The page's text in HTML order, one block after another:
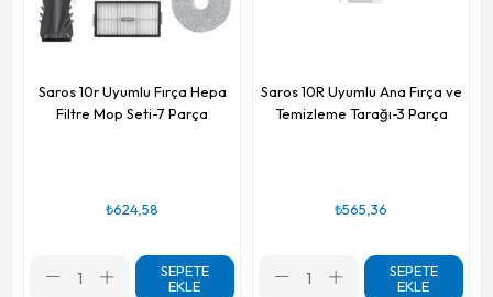
Saros 10r Uyumlu Fırça Hepa
Filtre Mop Seti-7 Parça
₺624,58
SEPETE
EKLE
Saros 10R Uyumlu Ana Fırça ve
Temizleme Tarağı-3 Parça
₺565,36
SEPETE
EKLE